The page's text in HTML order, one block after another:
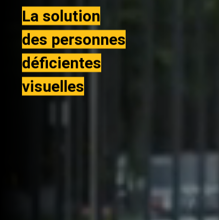
La solution
des personnes
déficientes
visuelles